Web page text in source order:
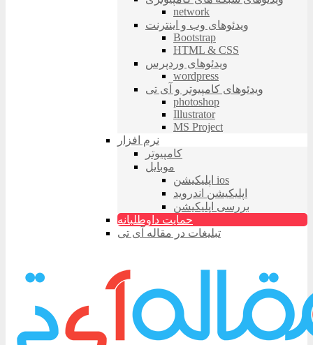
network
ویدئوهای وب و اینترنت
Bootstrap
HTML & CSS
ویدئوهای وردپرس
wordpress
ویدئوهای کامپیوتر و آی تی
photoshop
Illustrator
MS Project
نرم افزار
کامپیوتر
موبایل
اپلیکیشن ios
اپلیکیشن اندروید
بررسی اپلیکیشن
حمایت داوطلبانه
تبلیغات در مقاله آی تی